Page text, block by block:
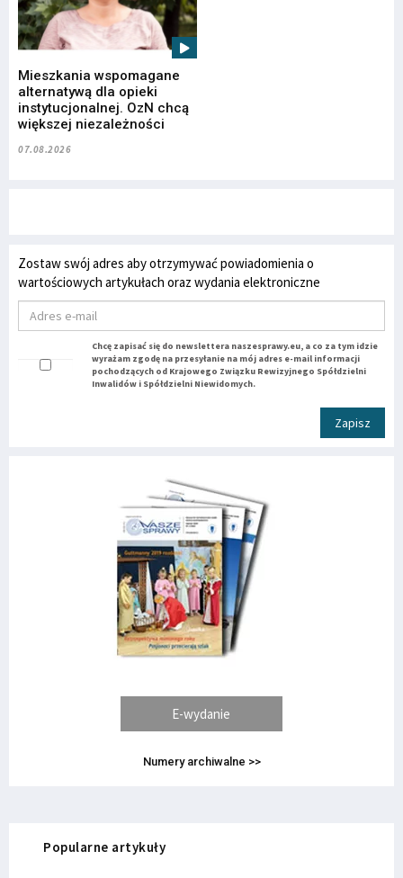
Mieszkania wspomagane
alternatywą dla opieki
instytucjonalnej. OzN chcą
większej niezależności
07.08.2026
Zostaw swój adres aby otrzymywać powiadomienia o
wartościowych artykułach oraz wydania elektroniczne
Chcę zapisać się do newslettera naszesprawy.eu, a co za tym idzie
wyrażam zgodę na przesyłanie na mój adres e-mail informacji
pochodzących od Krajowego Związku Rewizyjnego Spółdzielni
Inwalidów i Spółdzielni Niewidomych.
Zapisz
E-wydanie
Numery archiwalne >>
Popularne artykuły